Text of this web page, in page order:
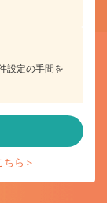
設定の手間を
ら＞